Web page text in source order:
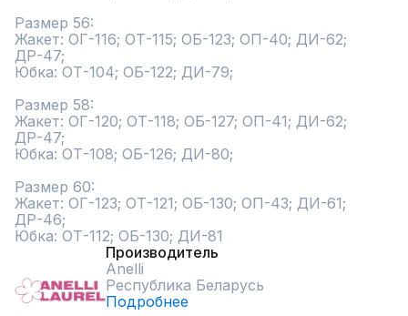
Размер 56:
Жакет: ОГ-116; ОТ-115; ОБ-123; ОП-40; ДИ-62;
ДР-47;
Юбка: ОТ-104; ОБ-122; ДИ-79;
Размер 58:
Жакет: ОГ-120; ОТ-118; ОБ-127; ОП-41; ДИ-62;
ДР-47;
Юбка: ОТ-108; ОБ-126; ДИ-80;
Размер 60:
Жакет: ОГ-123; ОТ-121; ОБ-130; ОП-43; ДИ-61;
ДР-46;
Юбка: ОТ-112; ОБ-130; ДИ-81
Производитель
Anelli
Республика Беларусь
Подробнее